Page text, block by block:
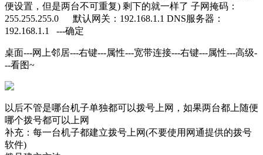
便设置，但是两台不可重复) 剩下的就一样了 子网掩码：
255.255.255.0 默认网关：192.168.1.1 DNS服务器：
192.168.1.1 ---确定
桌面---网上邻居---右键---属性---宽带连接---右键---属性---高级-
--看图~
以后不管是哪台机子单独都可以拨号上网，如果两台都上随便
哪个拨号都可以上网
补充：每一台机子都建立拨号上网(不要使用网通提供的拨号
软件)